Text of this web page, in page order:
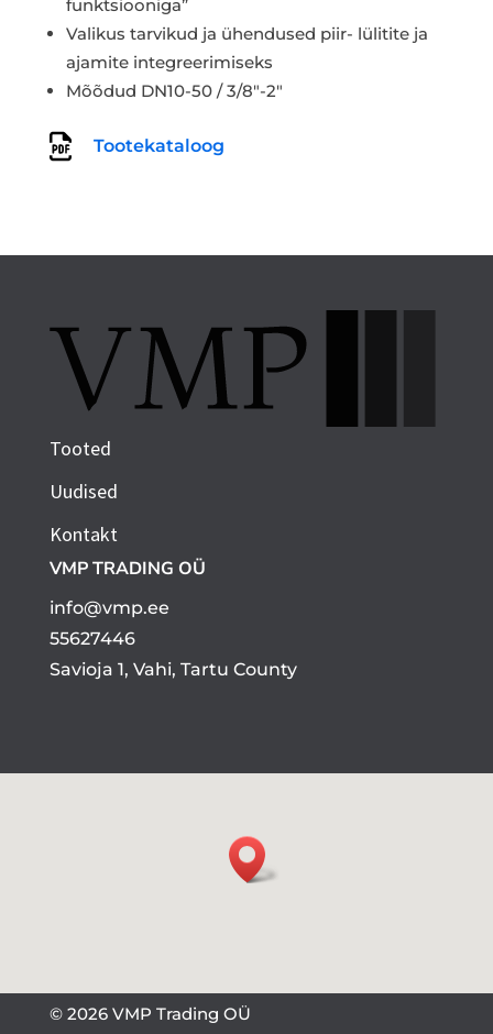
funktsiooniga”
Valikus tarvikud ja ühendused piir- lülitite ja
ajamite integreerimiseks
Mõõdud DN10-50 / 3/8″-2″
Tootekataloog
Tooted
Uudised
Kontakt
VMP TRADING OÜ
info@vmp.ee
55627446
Savioja 1, Vahi, Tartu County
© 2026 VMP Trading OÜ